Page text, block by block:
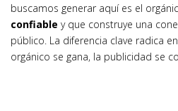
buscamos generar aquí es el
confiable y que construye una
público. La diferencia clave radica
orgánico se gana, la publicidad se